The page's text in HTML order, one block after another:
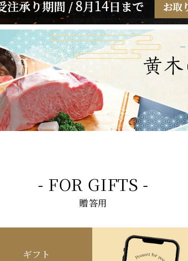
- FOR GIFTS -
贈答用
ギフト